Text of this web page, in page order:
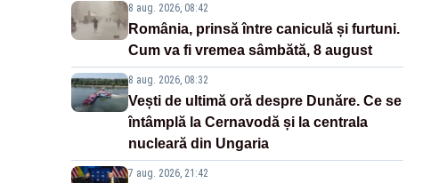
8 aug. 2026, 08:42
România, prinsă între caniculă și furtuni.
Cum va fi vremea sâmbătă, 8 august
8 aug. 2026, 08:32
Vești de ultimă oră despre Dunăre. Ce se
întâmplă la Cernavodă și la centrala
nucleară din Ungaria
7 aug. 2026, 21:42